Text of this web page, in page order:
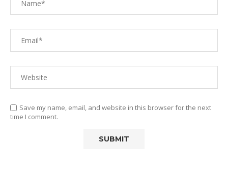
Save my name, email, and website in this browser for the next
time I comment.